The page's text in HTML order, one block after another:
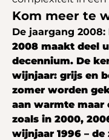
Kom meer te
De jaargang 2008:
2008 maakt deel
decennium. De
wijnjaar: grijs en
zomer worden
aan warmte maar
zoals in 2000,
wijnjaar 1996 –